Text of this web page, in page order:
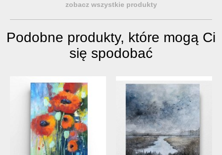
zobacz wszystkie produkty
Podobne produkty, które mogą Ci
się spodobać